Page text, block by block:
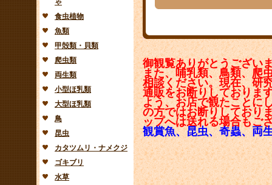
ゃ
食虫植物
魚類
甲殻類・貝類
爬虫類
両生類
小型ほ乳類
大型ほ乳類
鳥
昆虫
カタツムリ・ナメクジ
ゴキブリ
水草
御観覧ありがとうござい
また、哺乳類、鳥類、爬
相談ください。現在、研
通販をお断りしておりま
よう、お店で観たことに
の方ではお断りしており
ップへは送れる場合もご
観賞魚、昆虫、奇蟲、両